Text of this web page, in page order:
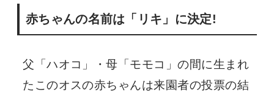
赤ちゃんの名前は「リキ」に決定!
父「ハオコ」・母「モモコ」の間に生まれ
たこのオスの赤ちゃんは来園者の投票の結